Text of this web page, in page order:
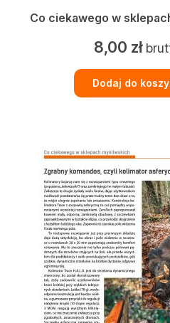
Co ciekawego w
8,00 zł
Dodaj do